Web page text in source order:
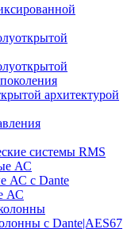
архитектурой
системы RMS
АС
АС с Dante
АС
с Dante|AES67